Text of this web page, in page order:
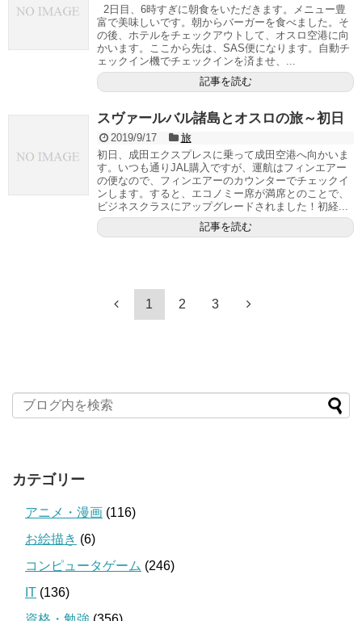
2日目、6時すぎに朝食をいただきます。メニュー豊
富で美味しいです。朝からバーガーを食べました。そ
の後、ホテルをチェックアウトして、オスロ空港に向
かいます。ここから先は、SAS便になります。自動チ
ェックイン機でチェックインを済ませ、...
記事を読む
スヴァールバル諸島とオスロの旅～初日
2019/9/17
旅
初日、成田エクスプレスに乗って成田空港へ向かいま
す。いつも通りJAL購入ですが、運航はフィンエアー
の便なので、フィンエアーのカウンターでチェックイ
ンします。すると、エコノミー席が満席とのことで、
ビジネスクラスにアップグレードされました！初経...
記事を読む
1 2 3
カテゴリー
アニメ・漫画 (116)
お絵描き (6)
コンピュータゲーム (246)
IT (136)